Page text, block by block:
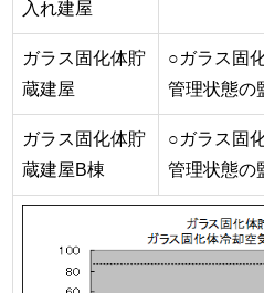
入れ建屋
ガラス固化体貯
蔵建屋
○ガラス固
管理状態の
ガラス固化体貯
蔵建屋B棟
○ガラス固
管理状態の